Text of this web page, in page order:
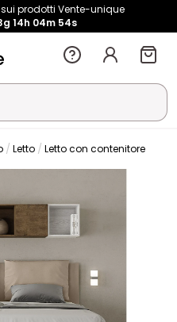
sui prodotti Vente-unique
14h 04m 53s
Letto Letto con contenitore